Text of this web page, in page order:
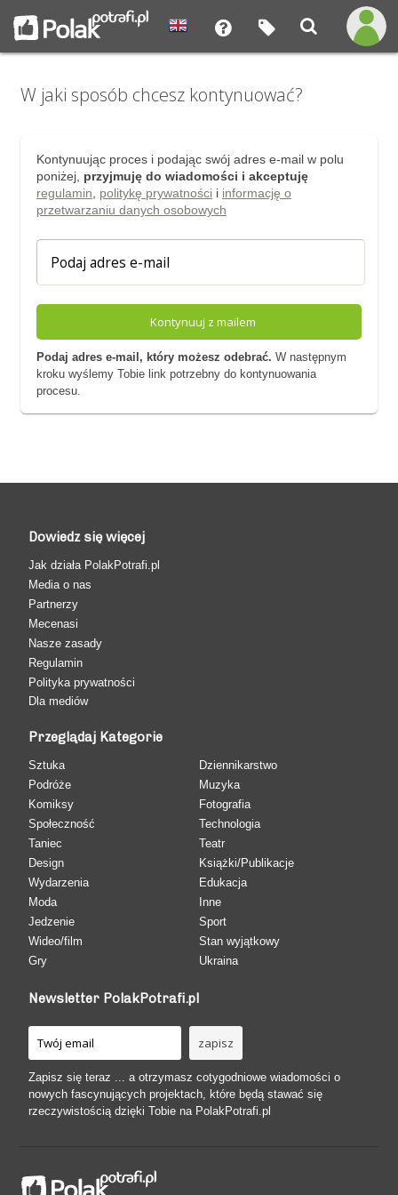
W jaki sposób chcesz kontynuować?
Kontynuując proces i podając swój adres e-mail w polu
poniżej, przyjmuję do wiadomości i akceptuję
regulamin
politykę prywatnościi informację o
przetwarzaniu danych osobowych
Kontynuuj z mailem
Podaj adres e-mail, który możesz odebrać. W następnym
kroku wyślemy Tobie link potrzebny do kontynuowania
procesu.
Dowiedz się więcej
Jak działa PolakPotrafi.pl
Media o nas
Partnerzy
Mecenasi
Nasze zasady
Regulamin
Polityka prywatności
Dla mediów
Przeglądaj Kategorie
Sztuka
Podróże
Komiksy
Społeczność
Taniec
Design
Wydarzenia
Moda
Jedzenie
Wideo/film
Gry
Dziennikarstwo
Muzyka
Fotografia
Technologia
Teatr
Książki/Publikacje
Edukacja
Inne
Sport
Stan wyjątkowy
Ukraina
Newsletter PolakPotrafi.pl
Zapisz się teraz ... a otrzymasz cotygodniowe wiadomości o
nowych fascynujących projektach, które będą stawać się
rzeczywistością dzięki Tobie na PolakPotrafi.pl